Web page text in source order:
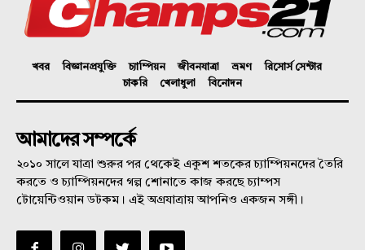
খবর বিজ্ঞানপ্রযুক্তি চ্যাম্পিয়ন জীবনযাত্রা ভ্রমণ
রিসোর্স সেন্টার
চাকরি
খেলাধুলা বিনোদন
আমাদের সম্পর্কে
২০১০ সালে যাত্রা শুরুর পর থেকেই একুশ শতকের চ্যাম্পিয়নদের তৈরি
করতে ও চ্যাম্পিয়নদের গল্প শোনাতে কাজ করছে চ্যাম্পস
টোয়েন্টিওয়ান ডটকম। এই অগ্রযাত্রায় আপনিও একজন সঙ্গী।